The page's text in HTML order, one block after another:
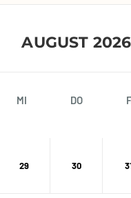
AUGUST 2026
MI DO
29 30